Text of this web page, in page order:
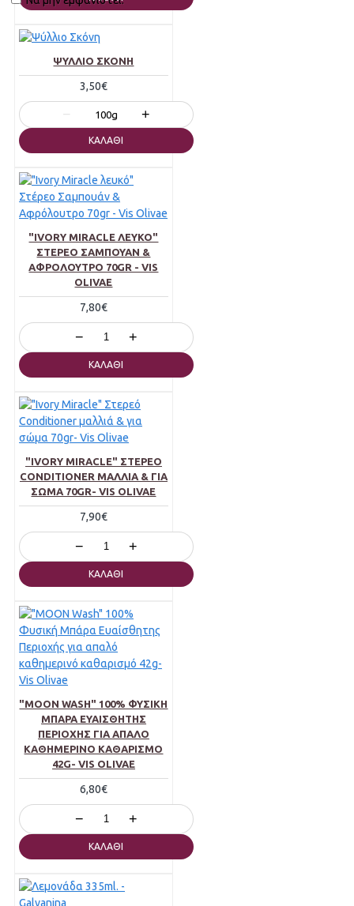
ΨΎΛΛΙΟ ΣΚΌΝΗ
3,50€
− 100g +
ΚΑΛΆΘΙ
"IVORY MIRACLE ΛΕΥΚΌ"
ΣΤΈΡΕΟ ΣΑΜΠΟΥΆΝ &
ΑΦΡΌΛΟΥΤΡΟ 70GR - VIS
OLIVAE
7,80€
− +
ΚΑΛΆΘΙ
"IVORY MIRACLE" ΣΤΕΡΕΌ
CONDITIONER ΜΑΛΛΙΆ & ΓΙΑ
ΣΏΜΑ 70GR- VIS OLIVAE
7,90€
− +
ΚΑΛΆΘΙ
"MOON WASH" 100% ΦΥΣΙΚΉ
ΜΠΆΡΑ ΕΥΑΊΣΘΗΤΗΣ
ΠΕΡΙΟΧΉΣ ΓΙΑ ΑΠΑΛΌ
ΚΑΘΗΜΕΡΙΝΌ ΚΑΘΑΡΙΣΜΌ
42G- VIS OLIVAE
6,80€
− +
ΚΑΛΆΘΙ